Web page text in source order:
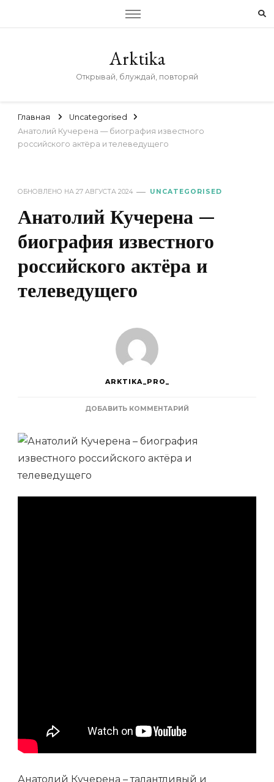
Arktika
Открывай, блуждай, повторяй
Главная
Uncategorised
Анатолий Кучерена — биография известного
российского актёра и телеведущего
ОБНОВЛЕНО НА 27 АВГУСТА 2024 UNCATEGORISED
Анатолий Кучерена —
биография известного
российского актёра и
телеведущего
ARKTIKA_PRO_
ДОБАВИТЬ КОММЕНТАРИЙ
КУЧЕРЕНА
БИОГРАФИЯ
АКТЁРА
Анатолий Кучерена – талантливый и